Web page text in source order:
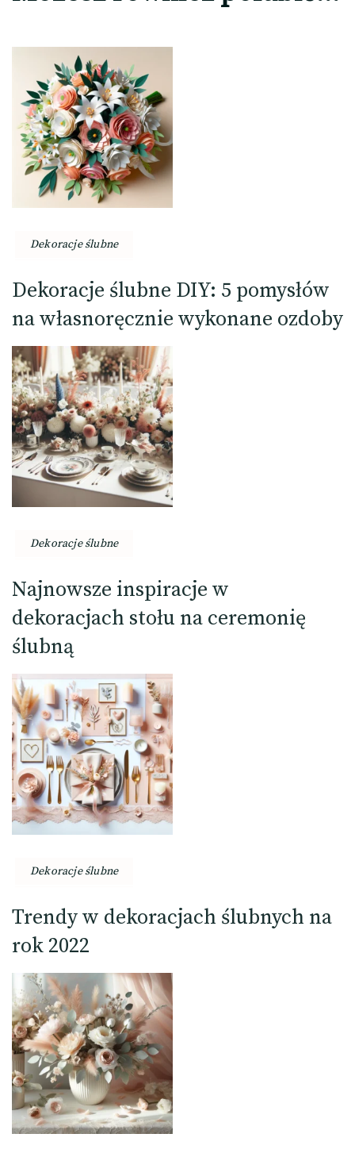
Dekoracje ślubne
Dekoracje ślubne DIY: 5 pomysłów
na własnoręcznie wykonane ozdoby
Dekoracje ślubne
Najnowsze inspiracje w
dekoracjach stołu na ceremonię
ślubną
Dekoracje ślubne
Trendy w dekoracjach ślubnych na
rok 2022